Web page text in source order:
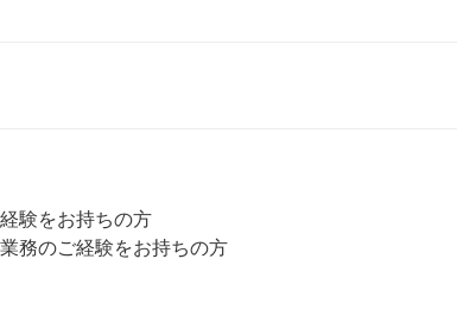
験をお持ちの方
務のご経験をお持ちの方